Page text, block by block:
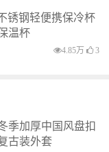
锈钢轻便携保冷杯
温杯
4.85万 3
季加厚中国风盘扣
古装外套